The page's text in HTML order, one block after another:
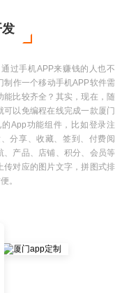
过手机APP来赚钱的人也不
制作一个移动手机APP软件需
比较齐全？其实，现在，随
以免编程在线完成一款厦门
App功能组件，比如登录注
分享、收藏、签到、付费阅
、产品、店铺、积分、会员等
传对应的图片文字，拼图式排
。